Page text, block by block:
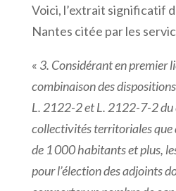
Voici, l’extrait significatif
Nantes citée par les
« 3. Considérant en premier
combinaison des
L. 2122-2 et L. 2122-7-2 du
collectivités territoriales que
de 1000 habitants et plus,
pour l’élection des adjoints